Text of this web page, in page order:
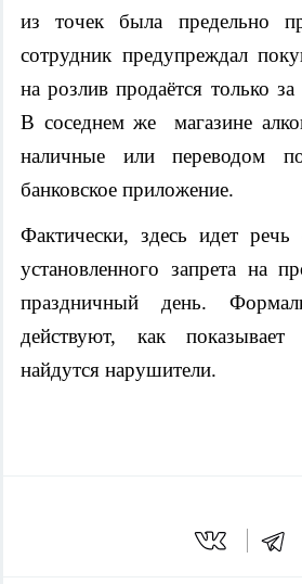
из точек была предельно
сотрудник предупреждал
на розлив продаётся только
В соседнем же магазине
наличные или переводом
банковское приложение.
Фактически, здесь идет
установленного запрета на
праздничный день.
действуют, как показывает
найдутся нарушители.